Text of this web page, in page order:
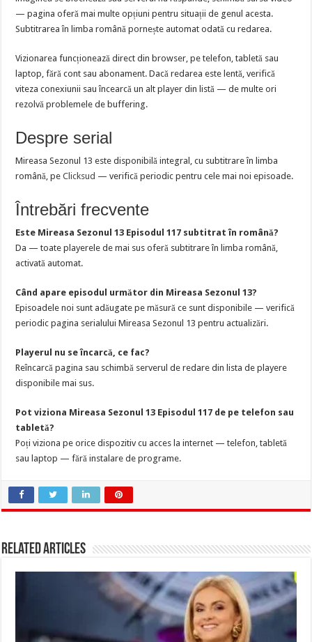
— pagina oferă mai multe opțiuni pentru situații de genul acesta.
Subtitrarea în limba română pornește automat odată cu redarea.
Vizionarea funcționează direct din browser, pe telefon, tabletă sau
laptop, fără cont sau abonament. Dacă redarea este lentă, verifică
viteza conexiunii sau încearcă un alt player din listă — de multe ori
rezolvă problemele de buffering.
Despre serial
Mireasa Sezonul 13 este disponibilă integral, cu subtitrare în limba
română, peClicksud — verifică periodic pentru cele mai noi episoade.
Întrebări frecvente
Este Mireasa Sezonul 13 Episodul 117 subtitrat în română?
Da — toate playerele de mai sus oferă subtitrare în limba română,
activată automat.
Când apare episodul următor din Mireasa Sezonul 13?
Episoadele noi sunt adăugate pe măsură ce sunt disponibile — verifică
periodic pagina serialului Mireasa Sezonul 13 pentru actualizări.
Playerul nu se încarcă, ce fac?
Reîncarcă pagina sau schimbă serverul de redare din lista de playere
disponibile mai sus.
Pot viziona Mireasa Sezonul 13 Episodul 117 de pe telefon sau
tabletă?
Poți viziona pe orice dispozitiv cu acces la internet — telefon, tabletă
sau laptop — fără instalare de programe.
Related Articles